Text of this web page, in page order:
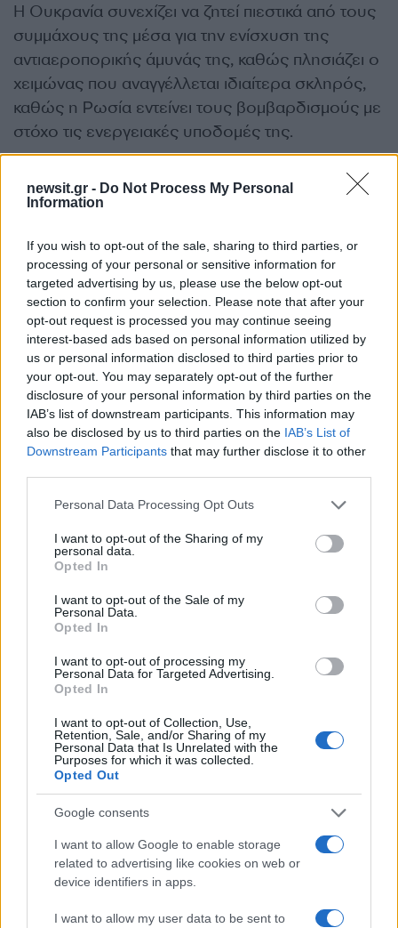
newsit.gr - Do Not Process My Personal
Information
If you wish to opt-out of the sale, sharing to third parties, or
processing of your personal or sensitive information for
targeted advertising by us, please use the below opt-out
section to confirm your selection. Please note that after your
opt-out request is processed you may continue seeing
interest-based ads based on personal information utilized by
us or personal information disclosed to third parties prior to
your opt-out. You may separately opt-out of the further
disclosure of your personal information by third parties on the
IAB’s list of downstream participants. This information may
also be disclosed by us to third parties on the IAB’s List of
Downstream Participants that may further disclose it to other
Please note that this website/app uses one or more Google
not limited to your visit or usage behaviour. You may click to
grant or deny consent to Google and its third-party tags to
use your data for below specified purposes in below Google
consent section.
Personal Data Processing Opt Outs
I want to opt-out of the Sharing of my
personal data.
Opted In
I want to opt-out of the Sale of my
Personal Data.
Opted In
I want to opt-out of processing my
Personal Data for Targeted Advertising.
Opted In
I want to opt-out of Collection, Use,
Retention, Sale, and/or Sharing of my
Personal Data that Is Unrelated with the
Purposes for which it was collected.
Opted Out
Google consents
I want to allow Google to enable storage
related to advertising like cookies on web or
device identifiers in apps.
I want to allow my user data to be sent to
Η Ουκρανία συνεχίζει να ζητεί πιεστικά από τους
συμμάχους της μέσα για την ενίσχυση της
αντιαεροπορικής άμυνάς της, καθώς πλησιάζει ο
χειμώνας που αναγγέλλεται ιδιαίτερα σκληρός,
καθώς η Ρωσία εντείνει τους βομβαρδισμούς με
στόχο τις ενεργειακές υποδομές της.
Σχόλια
Αν τα χάσατε
Σοκαριστική υπόθεση στην
πόσο να πληρώσει για να
ασελγήσει σε 10χρονο
κορίτσι - Το παιδί καθόταν
επιχείρησης
55χρονου που έκρυψε
νεκρό πατέρα του
διαφωνία με την
του